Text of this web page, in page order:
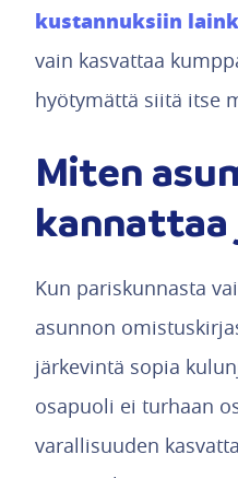
kustannuksiin
vain kasvattaa
hyötymättä siitä itse
Miten
kannattaa
Kun pariskunnasta
asunnon
järkevintä sopia
osapuoli ei turhaan
varallisuuden